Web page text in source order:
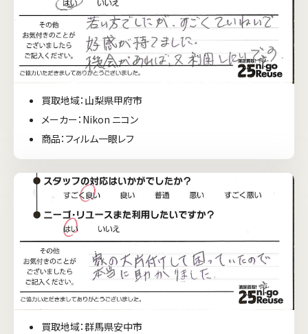
買取地域：山梨県甲府市
メーカー：Nikon ニコン
商品：フィルム一眼レフ
買取地域：群馬県安中市